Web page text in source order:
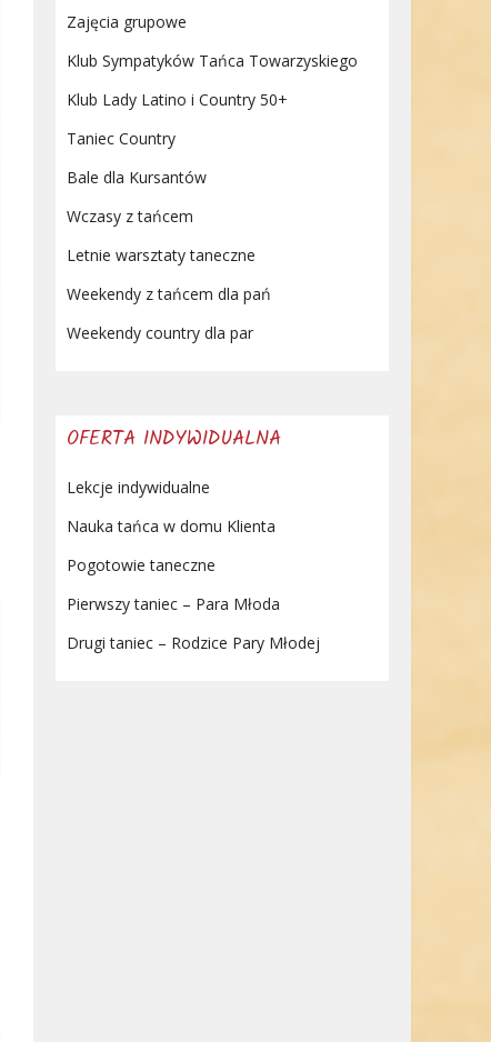
Zajęcia grupowe
Klub Sympatyków Tańca Towarzyskiego
Klub Lady Latino i Country 50+
Taniec Country
Bale dla Kursantów
Wczasy z tańcem
Letnie warsztaty taneczne
Weekendy z tańcem dla pań
Weekendy country dla par
OFERTA INDYWIDUALNA
Lekcje indywidualne
Nauka tańca w domu Klienta
Pogotowie taneczne
Pierwszy taniec – Para Młoda
Drugi taniec – Rodzice Pary Młodej